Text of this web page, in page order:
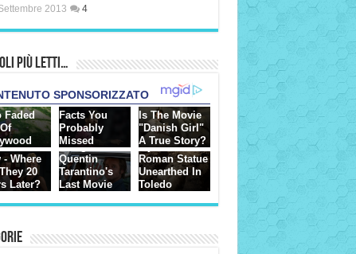
2013 4
più Letti…